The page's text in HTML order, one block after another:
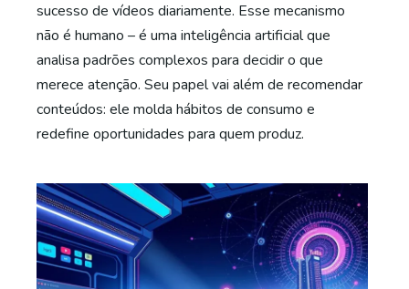
sucesso de vídeos diariamente. Esse mecanismo
não é humano – é uma inteligência artificial que
analisa padrões complexos para decidir o que
merece atenção. Seu papel vai além de recomendar
conteúdos: ele molda hábitos de consumo e
redefine oportunidades para quem produz.